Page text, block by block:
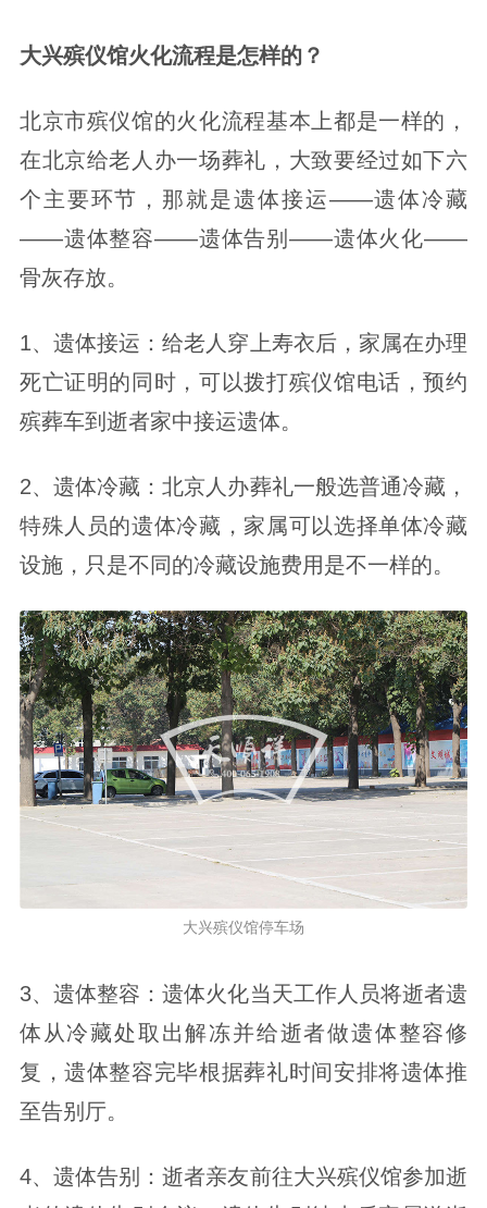
大兴殡仪馆火化流程是怎样的？
北京市殡仪馆的火化流程基本上都是一样的，
在北京给老人办一场葬礼，大致要经过如下六
个主要环节，那就是遗体接运——遗体冷藏
——遗体整容——遗体告别——遗体火化——
骨灰存放。
1、遗体接运：给老人穿上寿衣后，家属在办理
死亡证明的同时，可以拨打殡仪馆电话，预约
殡葬车到逝者家中接运遗体。
2、遗体冷藏：北京人办葬礼一般选普通冷藏，
特殊人员的遗体冷藏，家属可以选择单体冷藏
设施，只是不同的冷藏设施费用是不一样的。
大兴殡仪馆停车场
3、遗体整容：遗体火化当天工作人员将逝者遗
体从冷藏处取出解冻并给逝者做遗体整容修
复，遗体整容完毕根据葬礼时间安排将遗体推
至告别厅。
4、遗体告别：逝者亲友前往大兴殡仪馆参加逝